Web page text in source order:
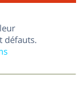
défauts.